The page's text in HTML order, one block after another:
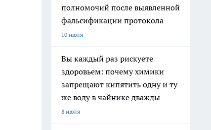
полномочий после выявленной
фальсификации протокола
10 июля
Вы каждый раз рискуете
здоровьем: почему химики
запрещают кипятить одну и ту
же воду в чайнике дважды
8 июля